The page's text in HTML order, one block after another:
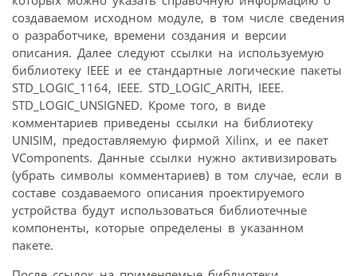
создаваемом исходном модуле, в том числе сведения
о разработчике, времени создания и версии
описания. Далее следуют ссылки на используемую
библиотеку IEEE и ее стандартные логические пакеты
STD_LOGIC_1164, IEEE. STD_LOGIC_ARITH, IEEE.
STD_LOGIC_UNSIGNED. Кроме того, в виде
комментариев приведены ссылки на библиотеку
UNISIM, предоставляемую фирмой Xilinx, и ее пакет
VComponents. Данные ссылки нужно активизировать
(убрать символы комментариев) в том случае, если в
составе создаваемого описания проектируемого
устройства будут использоваться библиотечные
компоненты, которые определены в указанном
пакете.